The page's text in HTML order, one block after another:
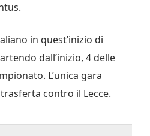
in quest’inizio di
dall’inizio, 4 delle
L’unica gara
contro il Lecce.